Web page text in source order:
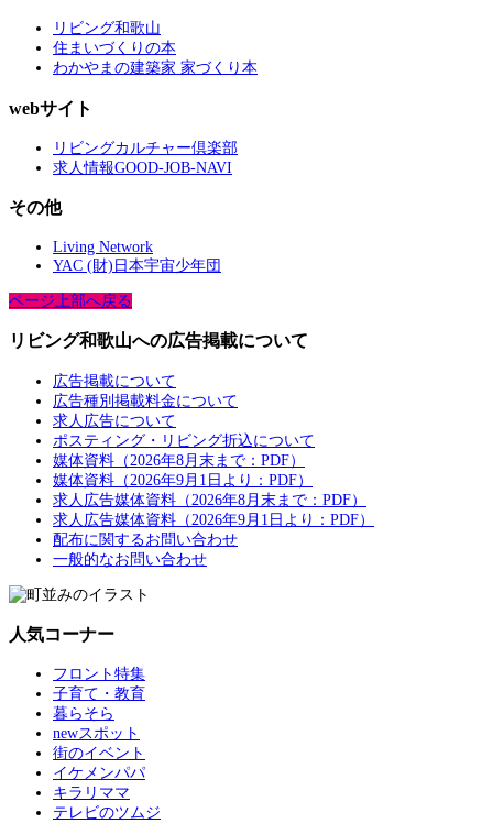
リビング和歌山
住まいづくりの本
わかやまの建築家 家づくり本
webサイト
リビングカルチャー倶楽部
求人情報GOOD-JOB-NAVI
その他
Living Network
YAC (財)日本宇宙少年団
ページ上部へ戻る
リビング和歌山への広告掲載について
広告掲載について
広告種別掲載料金について
求人広告について
ポスティング・リビング折込について
媒体資料（2026年8月末まで：PDF）
媒体資料（2026年9月1日より：PDF）
求人広告媒体資料（2026年8月末まで：PDF）
求人広告媒体資料（2026年9月1日より：PDF）
配布に関するお問い合わせ
一般的なお問い合わせ
人気コーナー
フロント特集
子育て・教育
暮らそら
newスポット
街のイベント
イケメンパパ
キラリママ
テレビのツムジ